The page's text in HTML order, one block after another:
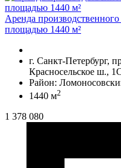
Аренда
площадью 1440 м²
г. Санкт-Петербург,
Красносельское ш.,
Район:
1440 м2
1 378 080